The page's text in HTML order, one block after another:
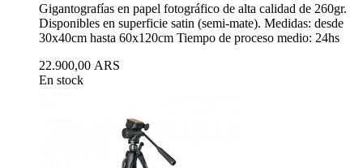
Gigantografías en papel fotográfico de alta calidad de 260gr.
Disponibles en superficie satin (semi-mate). Medidas: desde
30x40cm hasta 60x120cm Tiempo de proceso medio: 24hs
22.900,00 ARS
En stock